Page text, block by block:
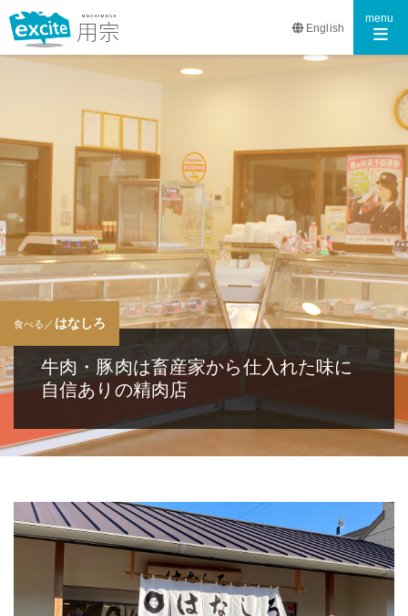
Toggle
menu
English
牛肉・豚肉は畜産家から仕入れた味に
自信ありの精肉店
食べる／ はなしろ